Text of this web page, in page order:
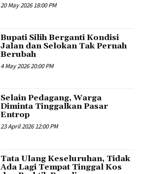
20 May 2026 18:00 PM
Bupati Silih Berganti Kondisi
Jalan dan Selokan Tak Pernah
Berubah
4 May 2026 20:00 PM
Selain Pedagang, Warga
Diminta Tinggalkan Pasar
Entrop
23 April 2026 12:00 PM
Tata Ulang Keseluruhan, Tidak
Ada Lagi Tempat Tinggal Kos